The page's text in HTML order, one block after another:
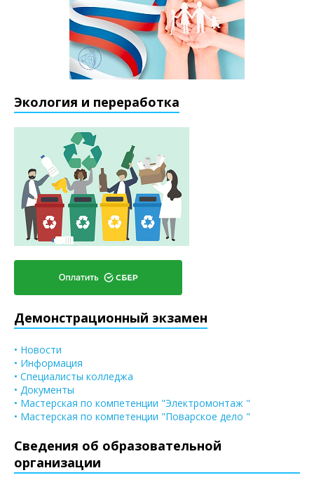
Экология и переработка
Демонстрационный экзамен
• Новости
• Информация
• Специалисты колледжа
• Документы
• Мастерская по компетенции "Электромонтаж "
• Мастерская по компетенции "Поварское дело "
Сведения об образовательной
организации